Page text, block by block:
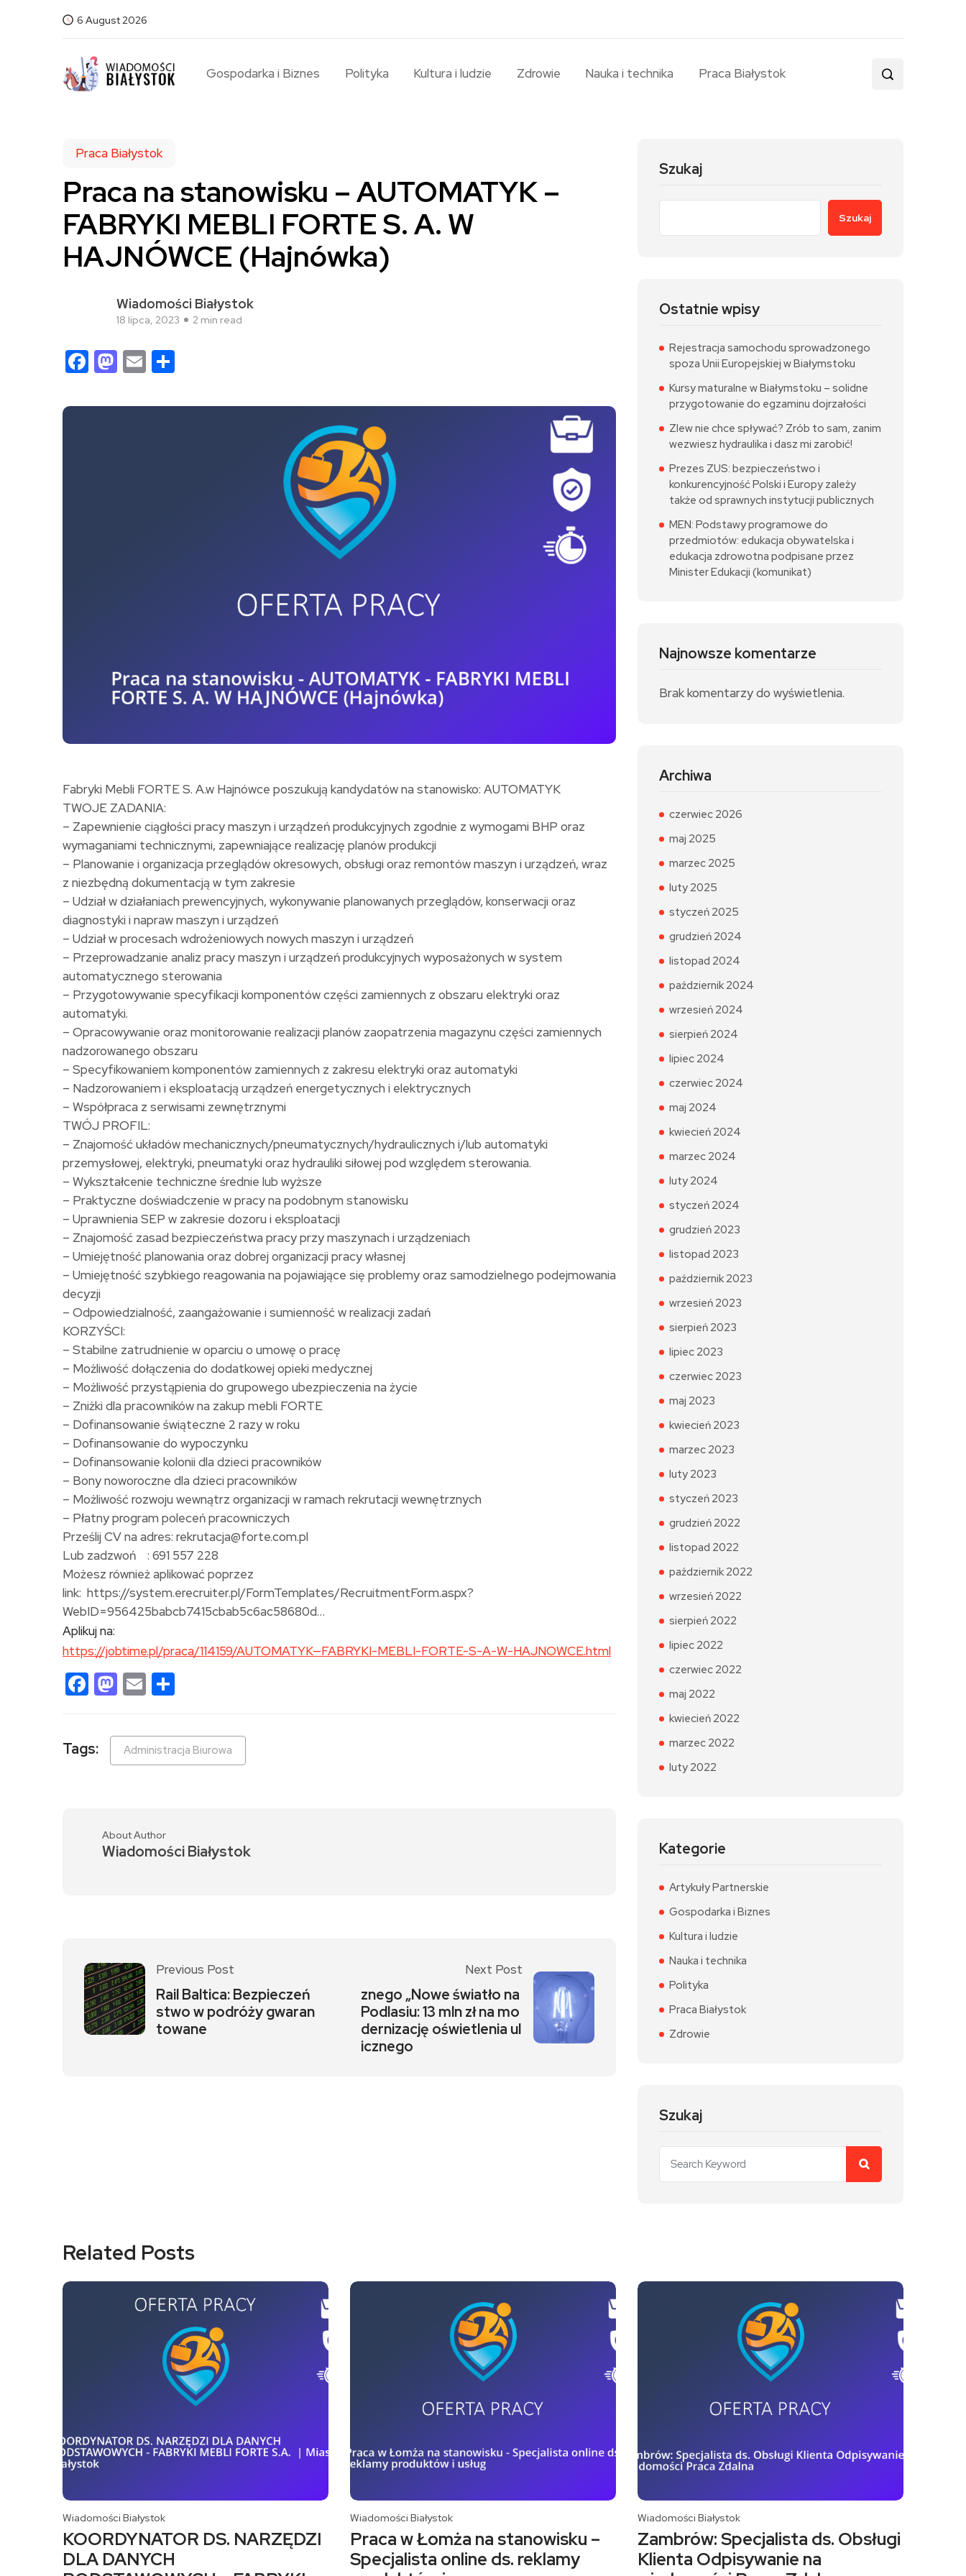
6 August 2026
Gospodarka i Biznes Polityka Kultura i ludzie Zdrowie Nauka i technika Praca Białystok
Praca Białystok
Praca na stanowisku – AUTOMATYK –
FABRYKI MEBLI FORTE S. A. W
HAJNÓWCE (Hajnówka)
Wiadomości Białystok
18 lipca, 2023 2 min read
Facebook
Mastodon
Email
Fabryki Mebli FORTE S. A.w Hajnówce poszukują kandydatów na stanowisko: AUTOMATYK
TWOJE ZADANIA:
– Zapewnienie ciągłości pracy maszyn i urządzeń produkcyjnych zgodnie z wymogami BHP oraz
wymaganiami technicznymi, zapewniające realizację planów produkcji
– Planowanie i organizacja przeglądów okresowych, obsługi oraz remontów maszyn i urządzeń, wraz
z niezbędną dokumentacją w tym zakresie
– Udział w działaniach prewencyjnych, wykonywanie planowanych przeglądów, konserwacji oraz
diagnostyki i napraw maszyn i urządzeń
– Udział w procesach wdrożeniowych nowych maszyn i urządzeń
– Przeprowadzanie analiz pracy maszyn i urządzeń produkcyjnych wyposażonych w system
automatycznego sterowania
– Przygotowywanie specyfikacji komponentów części zamiennych z obszaru elektryki oraz
automatyki.
– Opracowywanie oraz monitorowanie realizacji planów zaopatrzenia magazynu części zamiennych
nadzorowanego obszaru
– Specyfikowaniem komponentów zamiennych z zakresu elektryki oraz automatyki
– Nadzorowaniem i eksploatacją urządzeń energetycznych i elektrycznych
– Współpraca z serwisami zewnętrznymi
TWÓJ PROFIL:
– Znajomość układów mechanicznych/pneumatycznych/hydraulicznych i/lub automatyki
przemysłowej, elektryki, pneumatyki oraz hydrauliki siłowej pod względem sterowania.
– Wykształcenie techniczne średnie lub wyższe
– Praktyczne doświadczenie w pracy na podobnym stanowisku
– Uprawnienia SEP w zakresie dozoru i eksploatacji
– Znajomość zasad bezpieczeństwa pracy przy maszynach i urządzeniach
– Umiejętność planowania oraz dobrej organizacji pracy własnej
– Umiejętność szybkiego reagowania na pojawiające się problemy oraz samodzielnego podejmowania
decyzji
– Odpowiedzialność, zaangażowanie i sumienność w realizacji zadań
KORZYŚCI:
– Stabilne zatrudnienie w oparciu o umowę o pracę
– Możliwość dołączenia do dodatkowej opieki medycznej
– Możliwość przystąpienia do grupowego ubezpieczenia na życie
– Zniżki dla pracowników na zakup mebli FORTE
– Dofinansowanie świąteczne 2 razy w roku
– Dofinansowanie do wypoczynku
– Dofinansowanie kolonii dla dzieci pracowników
– Bony noworoczne dla dzieci pracowników
– Możliwość rozwoju wewnątrz organizacji w ramach rekrutacji wewnętrznych
– Płatny program poleceń pracowniczych
Prześlij CV na adres: rekrutacja@forte.com.pl
Lub zadzwoń : 691 557 228
Możesz również aplikować poprzez
link: https://system.erecruiter.pl/FormTemplates/RecruitmentForm.aspx?
WebID=956425babcb7415cbab5c6ac58680d…
Aplikuj na:
https://jobtime.pl/praca/114159/AUTOMATYK—FABRYKI-MEBLI-FORTE-S-A-W-HAJNOWCE.html
Facebook
Mastodon
Email
Tags: Administracja Biurowa
About Author
Wiadomości Białystok
Previous Post
Rail Baltica: Bezpieczeń
stwo w podróży gwaran
towane
Next Post
znego „Nowe światło na
Podlasiu: 13 mln zł na mo
dernizację oświetlenia ul
icznego
Szukaj
Szukaj
Ostatnie wpisy
Rejestracja samochodu sprowadzonego
spoza Unii Europejskiej w Białymstoku
Kursy maturalne w Białymstoku – solidne
przygotowanie do egzaminu dojrzałości
Zlew nie chce spływać? Zrób to sam, zanim
wezwiesz hydraulika i dasz mi zarobić!
Prezes ZUS: bezpieczeństwo i
konkurencyjność Polski i Europy zależy
także od sprawnych instytucji publicznych
MEN: Podstawy programowe do
przedmiotów: edukacja obywatelska i
edukacja zdrowotna podpisane przez
Minister Edukacji (komunikat)
Najnowsze komentarze
Brak komentarzy do wyświetlenia.
Archiwa
czerwiec 2026
maj 2025
marzec 2025
luty 2025
styczeń 2025
grudzień 2024
listopad 2024
październik 2024
wrzesień 2024
sierpień 2024
lipiec 2024
czerwiec 2024
maj 2024
kwiecień 2024
marzec 2024
luty 2024
styczeń 2024
grudzień 2023
listopad 2023
październik 2023
wrzesień 2023
sierpień 2023
lipiec 2023
czerwiec 2023
maj 2023
kwiecień 2023
marzec 2023
luty 2023
styczeń 2023
grudzień 2022
listopad 2022
październik 2022
wrzesień 2022
sierpień 2022
lipiec 2022
czerwiec 2022
maj 2022
kwiecień 2022
marzec 2022
luty 2022
Kategorie
Artykuły Partnerskie
Gospodarka i Biznes
Kultura i ludzie
Nauka i technika
Polityka
Praca Białystok
Zdrowie
Szukaj
Related Posts
Wiadomości Białystok
KOORDYNATOR DS. NARZĘDZI
DLA DANYCH
Wiadomości Białystok
Praca w Łomża na stanowisku –
Specjalista online ds. reklamy
Wiadomości Białystok
Zambrów: Specjalista ds. Obsługi
Klienta Odpisywanie na